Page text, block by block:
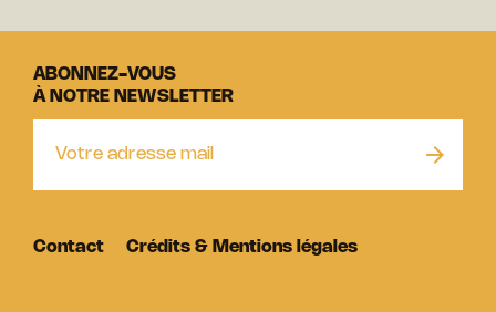
ABONNEZ-VOUS
À NOTRE NEWSLETTER
Contact Crédits & Mentions légales